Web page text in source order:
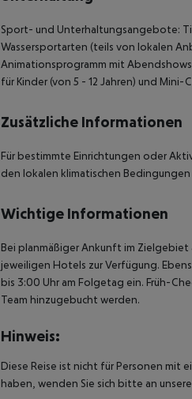
Sport- und Unterhaltungsangebote:
Wassersportarten (teils von lokalen
Animationsprogramm mit
für Kinder (von 5 - 12 Jahren) und Mini-
Zusätzliche Informationen
Für bestimmte Einrichtungen oder
den lokalen klimatischen Bedingungen
Wichtige Informationen
Bei planmäßiger Ankunft im
jeweiligen Hotels zur Verfügung.
bis 3:00 Uhr am Folgetag ein. Früh-
Team hinzugebucht werden.
Hinweis:
Diese Reise ist nicht für Personen mit
haben, wenden Sie sich bitte an